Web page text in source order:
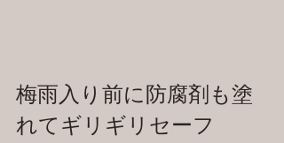
梅雨入り前に防腐剤も塗
れてギリギリセーフ